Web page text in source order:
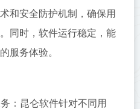
和安全防护机制，确保用
同时，软件运行稳定，能
服务体验。
：昆仑软件针对不同用